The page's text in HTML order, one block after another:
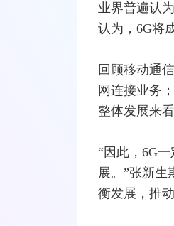
业界普遍认
认为，6G将
回顾移动通
网 连接业务；
整体发展来
“因此，6G
展。”张新生
衡发展，推